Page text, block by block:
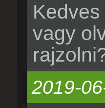
vagy
2019-